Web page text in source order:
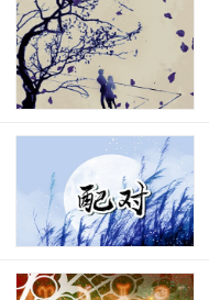
11. 水瓶座（1月
最佳配对：双子
高亲和力：水瓶座
理性，他们在一起
之间有着深入的思想
12. 双鱼座（2月